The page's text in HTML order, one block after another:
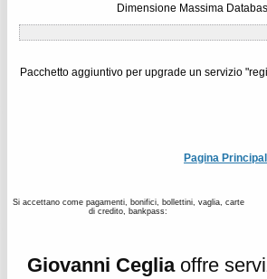
Dimensione Massima
Pacchetto aggiuntivo per upgrade un servizio
Pagina
Si accettano come pagamenti, bonifici, bollettini, vaglia, carte
di credito, bankpass:
Giovanni Cegliaoffre